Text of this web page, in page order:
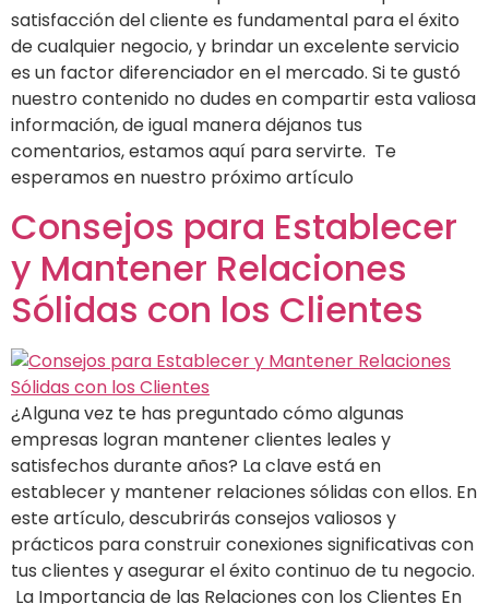
satisfacción del cliente es fundamental para el éxito
de cualquier negocio, y brindar un excelente servicio
es un factor diferenciador en el mercado. Si te gustó
nuestro contenido no dudes en compartir esta valiosa
información, de igual manera déjanos tus
comentarios, estamos aquí para servirte. Te
esperamos en nuestro próximo artículo
Consejos para Establecer
y Mantener Relaciones
Sólidas con los Clientes
¿Alguna vez te has preguntado cómo algunas
empresas logran mantener clientes leales y
satisfechos durante años? La clave está en
establecer y mantener relaciones sólidas con ellos. En
este artículo, descubrirás consejos valiosos y
prácticos para construir conexiones significativas con
tus clientes y asegurar el éxito continuo de tu negocio.
La Importancia de las Relaciones con los Clientes En